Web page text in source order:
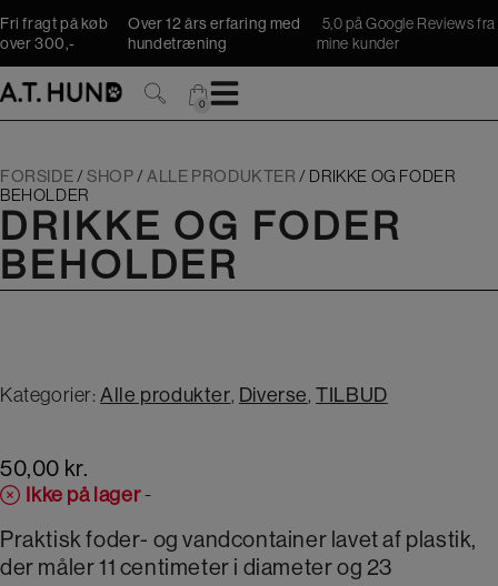
Hop
til
indholdet
Fri fragt på køb
over 300,-
Over 12 års erfaring med
hundetræning
5,0 på Google Reviews fra
mine kunder
0
0
FORSIDE/SHOP/ALLE PRODUKTER / DRIKKE OG FODER
BEHOLDER
DRIKKE OG FODER
BEHOLDER
Kategorier:Alle produkter, Diverse,TILBUD
50,00 kr.
Ikke på lager-
Praktisk foder- og vandcontainer lavet af plastik,
der måler 11 centimeter i diameter og 23